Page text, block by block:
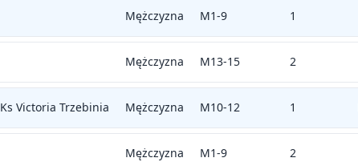
Mężczyzna M1-9 1
Mężczyzna M13-15 2
Ks Victoria Trzebinia Mężczyzna M10-12 1
Mężczyzna M1-9 2